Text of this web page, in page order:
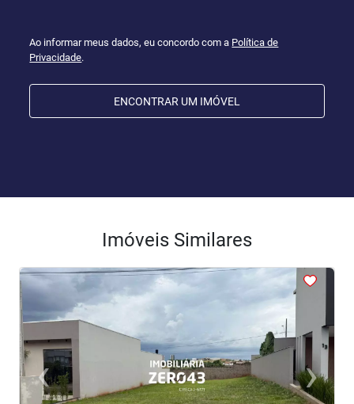
Ao informar meus dados, eu concordo com a Política de
Privacidade.
ENCONTRAR UM IMÓVEL
Imóveis Similares
<<<<
‹Previous ›Next